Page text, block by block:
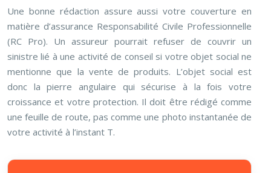
Une bonne rédaction assure aussi votre couverture en
matière d’assurance Responsabilité Civile Professionnelle
(RC Pro). Un assureur pourrait refuser de couvrir un
sinistre lié à une activité de conseil si votre objet social ne
mentionne que la vente de produits. L’objet social est
donc la pierre angulaire qui sécurise à la fois votre
croissance et votre protection. Il doit être rédigé comme
une feuille de route, pas comme une photo instantanée de
votre activité à l’instant T.